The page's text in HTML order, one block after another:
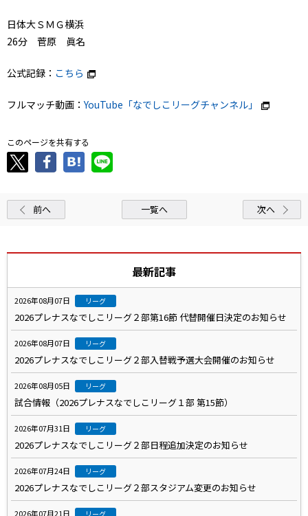
日体大ＳＭＧ横浜
26分 菅原 眞名
公式記録： こちら
フルマッチ動画：YouTube「なでしこリーグチャンネル」
このページを共有する
前へ 一覧へ 次へ
最新記事
2026年08月07日 リーグ
2026プレナスなでしこリーグ２部第16節 代替開催日決定のお知らせ
2026年08月07日 リーグ
2026プレナスなでしこリーグ２部入替戦予選大会開催のお知らせ
2026年08月05日 リーグ
試合情報（2026プレナスなでしこリーグ１部 第15節）
2026年07月31日 リーグ
2026プレナスなでしこリーグ２部日程追加決定のお知らせ
2026年07月24日 リーグ
2026プレナスなでしこリーグ２部スタジアム変更のお知らせ
2026年07月21日 リーグ